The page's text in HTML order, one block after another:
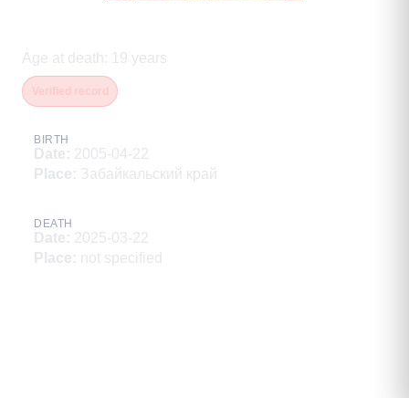
Age at death : 19 years
BIRTH
Date: 2005-04-22
Place: Забайкальский край
DEATH
Date: 2025-03-22
Place: not specified